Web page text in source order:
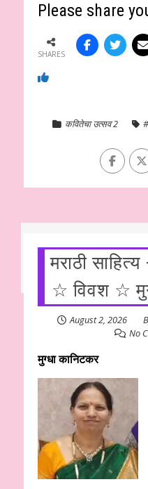
Please share
SHARES
कवितेचा उत्सव 2
मराठी
☆ विवश ☆
August 2, 2026
No
मुग्धा कानिटकर